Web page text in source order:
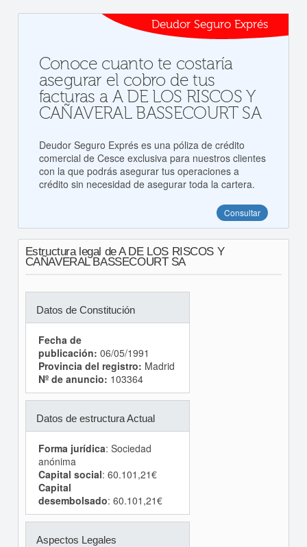
Deudor Seguro Exprés
Conoce cuanto te costaría
asegurar el cobro de tus
facturas a A DE LOS RISCOS Y
CAÑAVERAL BASSECOURT SA
Deudor Seguro Exprés es una póliza de crédito
comercial de Cesce exclusiva para nuestros clientes
con la que podrás asegurar tus operaciones a
crédito sin necesidad de asegurar toda la cartera.
Consultar
Estructura legal de A DE LOS RISCOS Y
CAÑAVERAL BASSECOURT SA
Datos de Constitución
Fecha de
publicación: 06/05/1991
Provincia del registro: Madrid
Nº de anuncio: 103364
Datos de estructura Actual
Forma jurídica: Sociedad
anónima
Capital social: 60.101,21€
Capital
desembolsado: 60.101,21€
Aspectos Legales